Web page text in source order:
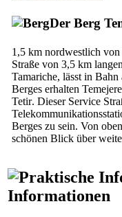
Der Berg
1,5 km nordwestlich von
Straße von 3,5 km
Tamariche, lässt in
Berges erhalten
Tetir. Dieser Service
Berges zu sein. Von
schönen Blick über
Informationen